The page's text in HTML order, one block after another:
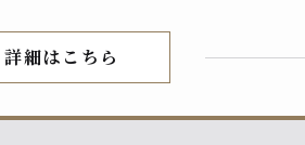
店内紹介
詳細はこちら